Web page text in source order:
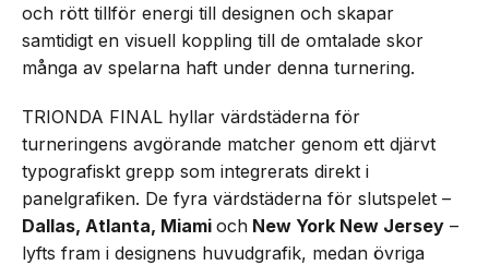
och rött tillför energi till designen och skapar
samtidigt en visuell koppling till de omtalade skor
många av spelarna haft under denna turnering.
TRIONDA FINAL hyllar värdstäderna för
turneringens avgörande matcher genom ett djärvt
typografiskt grepp som integrerats direkt i
panelgrafiken. De fyra värdstäderna för slutspelet –
Dallas, Atlanta, Miami och New York New Jersey –
lyfts fram i designens huvudgrafik, medan övriga